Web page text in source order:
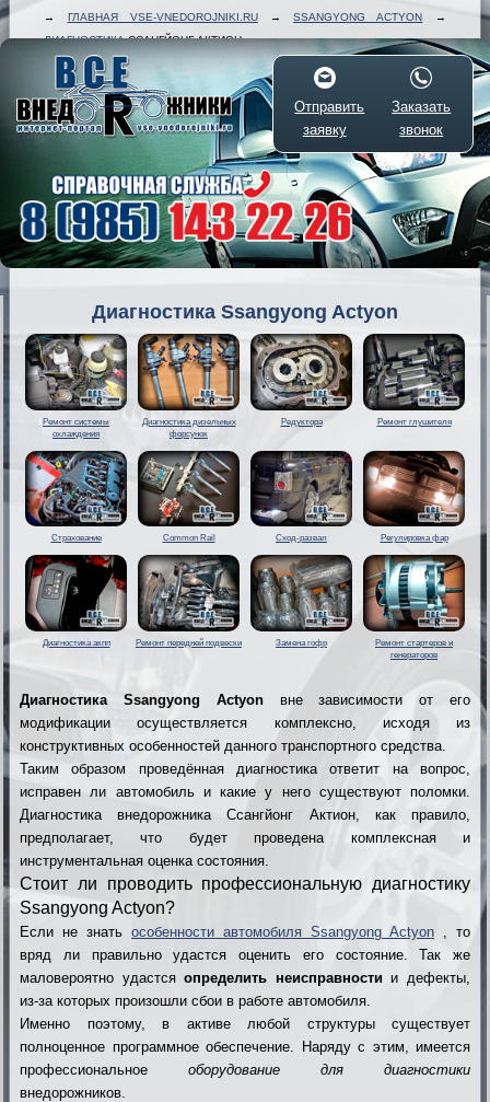
→ ГЛАВНАЯ VSE-VNEDOROJNIKI.RU→SSANGYONG ACTYON →
ДИАГНОСТИКАССАНГЙОНГ АКТИОН
Отправить
заявку
Заказать
звонок
Диагностика Ssangyong Actyon
Ремонт системы
охлаждения
Диагностика дизельных
форсунок
Редуктора Ремонт глушителя
Страхование Common Rail Сход-развал Регулировка фар
Диагностика акпп Ремонт передней подвески Замена гофр
Ремонт стартеров и
генераторов
Диагностика Ssangyong Actyonвне зависимости от его
модификации осуществляется комплексно, исходя из
конструктивных особенностей данного транспортного средства.
Таким образом проведённая диагностика ответит на вопрос,
исправен ли автомобиль и какие у него существуют поломки.
Диагностика внедорожника Ссангйонг Актион, как правило,
предполагает, что будет проведена комплексная и
инструментальная оценка состояния.
Стоит ли проводить профессиональную диагностику
Ssangyong Actyon?
Если не знать особенности автомобиля Ssangyong Actyon , то
вряд ли правильно удастся оценить его состояние. Так же
маловероятно удастсяопределить неисправности и дефекты,
из-за которых произошли сбои в работе автомобиля.
Именно поэтому, в активе любой структуры существует
полноценное программное обеспечение. Наряду с этим, имеется
профессиональное оборудование для диагностики
внедорожников.